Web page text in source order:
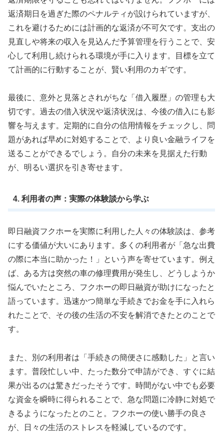
返済期日を過ぎた際のペナルティが設けられていますが、
これを避けるためには計画的な返済が不可欠です。支出の
見直しや将来の収入を見込んだ予算管理を行うことで、安
心して利用し続けられる環境が手に入ります。目標を立て
て計画的に行動することが、賢い利用のカギです。
最後に、意外と見落とされがちな「借入履歴」の管理も大
切です。過去の借入状況や返済状況は、今後の借入にも影
響を与えます。定期的に自分の信用情報をチェックし、問
題があれば早めに対処することで、より良い金融ライフを
送ることができるでしょう。自分の未来を見据えた行動
が、明るい選択を引き寄せます。
4. 利用者の声：実際の体験談から学ぶ
即日融資フクホーを実際に利用した人々の体験談は、参考
にする価値が大いにあります。多くの利用者が「急な出費
の際に本当に助かった！」という声を寄せています。例え
ば、ある方は突然の車の修理費用が発生し、どうしようか
悩んでいたところ、フクホーの即日融資が助けになったと
語っています。迅速かつ簡単な手続きでお金を手に入れら
れたことで、その後の生活の不安を解消できたとのことで
す。
また、別の利用者は「手続きの簡便さに感動した」と言い
ます。普段忙しい中、たった数分で申請ができ、すぐに結
果が出るのは驚きだったそうです。時間がない中でも必要
な資金を瞬時に得られることで、急な問題に冷静に対処で
きるようになったとのこと。フクホーの使い勝手の良さ
が、日々の生活のストレスを軽減しているのです。